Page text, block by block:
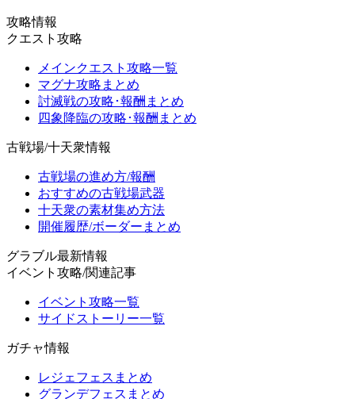
攻略情報
クエスト攻略
メインクエスト攻略一覧
マグナ攻略まとめ
討滅戦の攻略･報酬まとめ
四象降臨の攻略･報酬まとめ
古戦場/十天衆情報
古戦場の進め方/報酬
おすすめの古戦場武器
十天衆の素材集め方法
開催履歴/ボーダーまとめ
グラブル最新情報
イベント攻略/関連記事
イベント攻略一覧
サイドストーリー一覧
ガチャ情報
レジェフェスまとめ
グランデフェスまとめ